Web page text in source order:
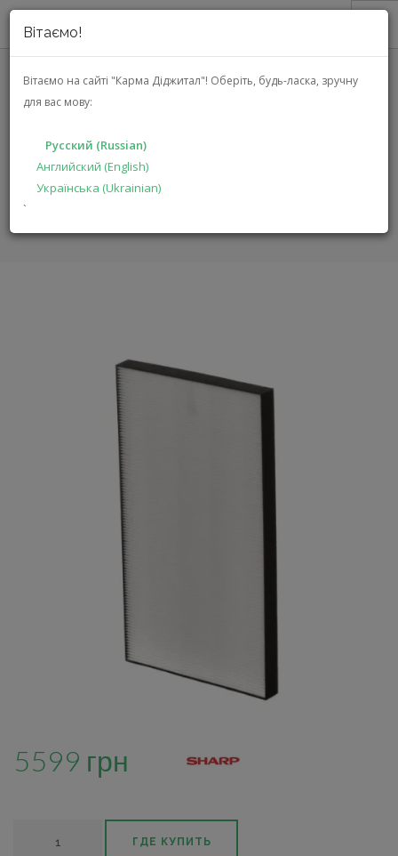
Вітаємо!
Вітаємо на сайті "Карма Діджитал"! Оберіть, будь-ласка, зручну
для вас мову:
Русский (Russian)
Английский (English)
Українська (Ukrainian)
`
О НАС
АКЦИИ
РЕШЕНИЯ
ПРОИЗВОДИТЕЛЯМ
ГЛАВНАЯ КАТАЛОГ
UZ-HD4HF
5599 грн
ГДЕ КУПИТЬ